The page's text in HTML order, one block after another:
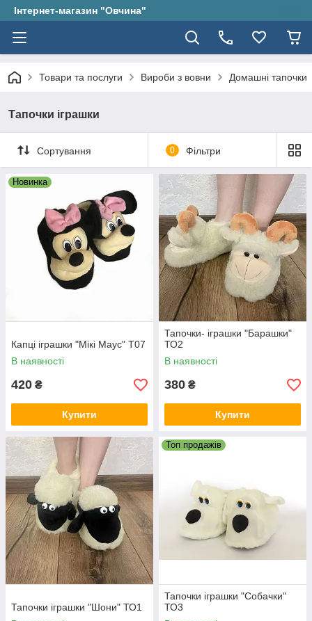
Інтернет-магазин "Овчина"
Товари та послуги Вироби з вовни Домашні тапочки
Тапочки іграшки
Сортування 0 Фільтри
Новинка
Капці іграшки "Мікі Маус" Т07
В наявності
420 ₴
Купити
Тапочки- іграшки "Барашки"
ТО2
В наявності
380 ₴
Купити
Тапочки іграшки "Шони" ТО1
Топ продажів
Тапочки іграшки "Собачки"
ТО3